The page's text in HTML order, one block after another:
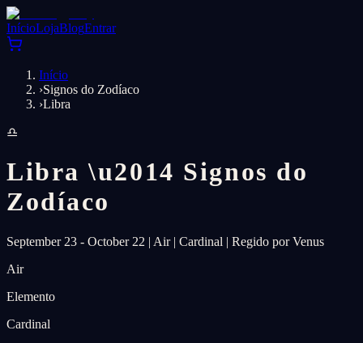
InícioLojaBlogEntrar
Início
›Signos do Zodíaco
›Libra
♎
Libra \u2014 Signos do
Zodíaco
September 23 - October 22 | Air| Cardinal | Regido por Venus
Air
Elemento
Cardinal